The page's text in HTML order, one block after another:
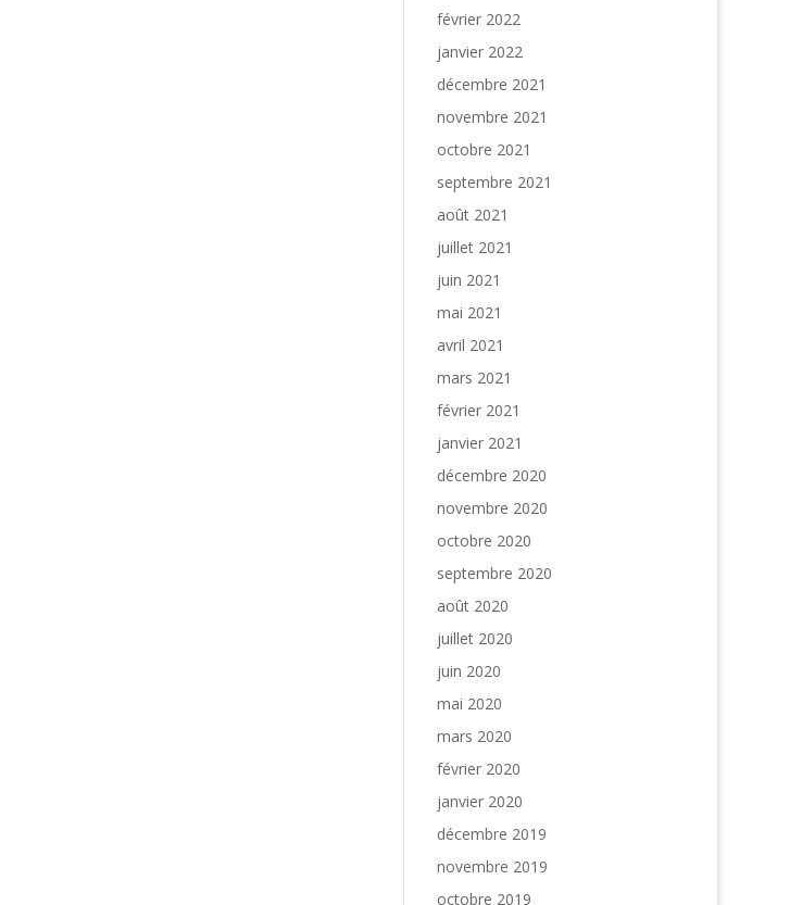
février 2022
janvier 2022
décembre 2021
novembre 2021
octobre 2021
septembre 2021
août 2021
juillet 2021
juin 2021
mai 2021
avril 2021
mars 2021
février 2021
janvier 2021
décembre 2020
novembre 2020
octobre 2020
septembre 2020
août 2020
juillet 2020
juin 2020
mai 2020
mars 2020
février 2020
janvier 2020
décembre 2019
novembre 2019
octobre 2019